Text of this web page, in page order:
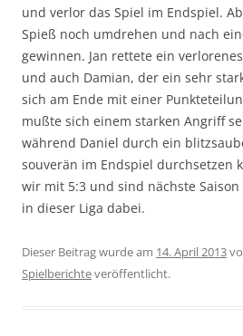
und verlor das Spiel im Endspiel.
Spieß noch umdrehen und nach
gewinnen. Jan rettete ein
und auch Damian, der ein sehr
sich am Ende mit einer
mußte sich einem starken Angriff
während Daniel durch ein
souverän im Endspiel durchsetzen
wir mit 5:3 und sind nächste
in dieser Liga dabei.
Dieser Beitrag wurde am 14. April 2013
Spielberichteveröffentlicht.